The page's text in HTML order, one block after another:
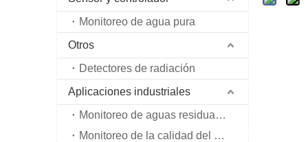
Monitoreo de agua pura
Otros
Detectores de radiación
Aplicaciones industriales
Monitoreo de aguas residuales
Monitoreo de la calidad del agua de mar